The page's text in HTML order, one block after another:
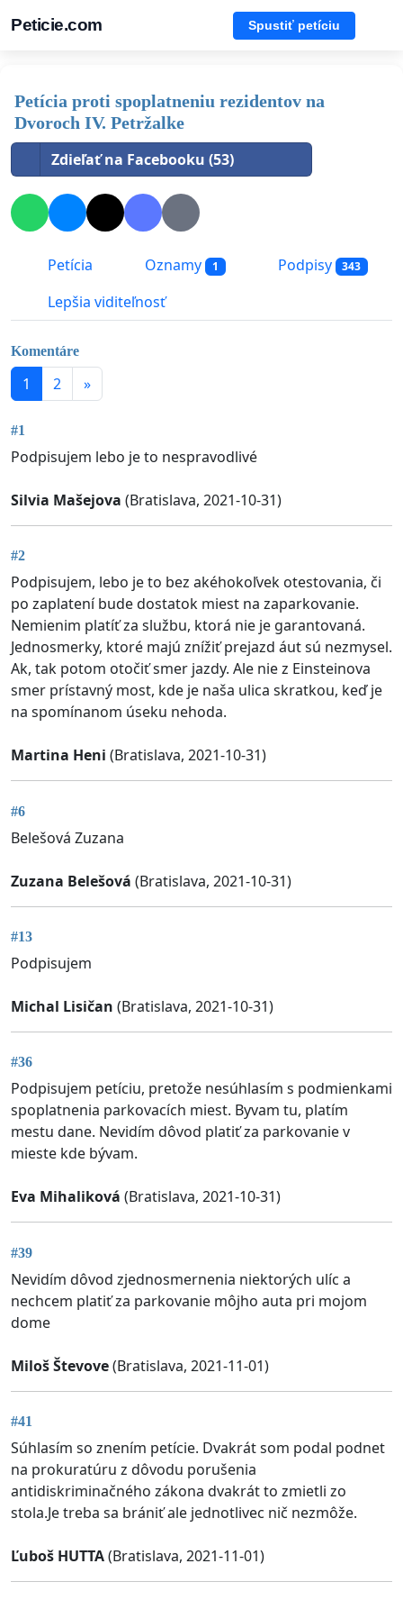
Peticie.com Spustiť petíciu
Petícia proti spoplatneniu rezidentov na
Dvoroch IV. Petržalke
Zdieľať na Facebooku (53)
Petícia Oznamy 1 Podpisy 343
Lepšia viditeľnosť
Komentáre
1 2 »
#1
Podpisujem lebo je to nespravodlivé
Silvia Mašejova (Bratislava, 2021-10-31)
#2
Podpisujem, lebo je to bez akéhokoľvek otestovania, či
po zaplatení bude dostatok miest na zaparkovanie.
Nemienim platíť za službu, ktorá nie je garantovaná.
Jednosmerky, ktoré majú znížiť prejazd áut sú nezmysel.
Ak, tak potom otočiť smer jazdy. Ale nie z Einsteinova
smer prístavný most, kde je naša ulica skratkou, keď je
na spomínanom úseku nehoda.
Martina Heni (Bratislava, 2021-10-31)
#6
Belešová Zuzana
Zuzana Belešová (Bratislava, 2021-10-31)
#13
Podpisujem
Michal Lisičan (Bratislava, 2021-10-31)
#36
Podpisujem petíciu, pretože nesúhlasím s podmienkami
spoplatnenia parkovacích miest. Byvam tu, platím
mestu dane. Nevidím dôvod platiť za parkovanie v
mieste kde bývam.
Eva Mihaliková (Bratislava, 2021-10-31)
#39
Nevidím dôvod zjednosmernenia niektorých ulíc a
nechcem platiť za parkovanie môjho auta pri mojom
dome
Miloš Števove(Bratislava, 2021-11-01)
#41
Súhlasím so znením petície. Dvakrát som podal podnet
na prokuratúru z dôvodu porušenia
antidiskriminačného zákona dvakrát to zmietli zo
stola.Je treba sa brániť ale jednotlivec nič nezmôže.
Ľuboš HUTTA(Bratislava, 2021-11-01)